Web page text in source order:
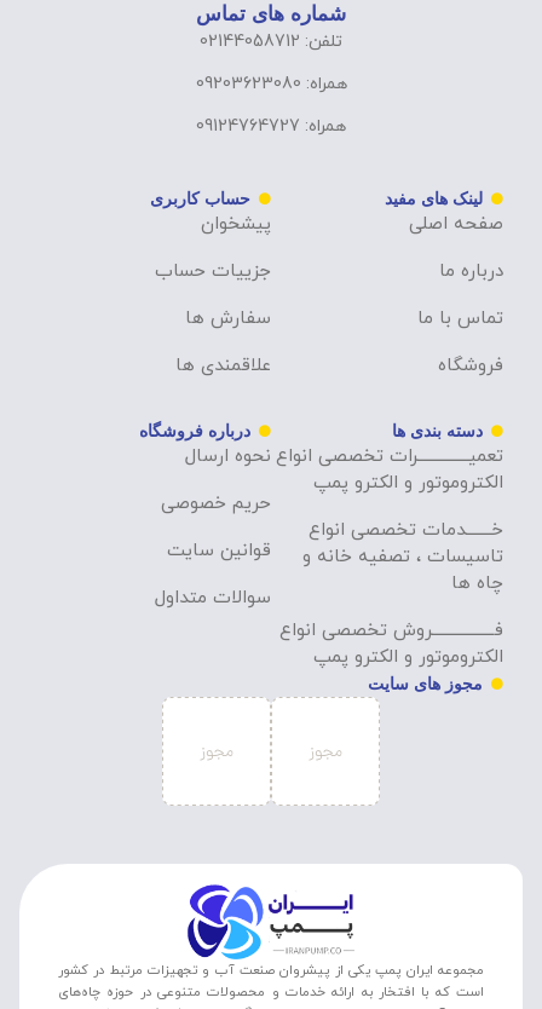
شماره های تماس
تلفن: 02144058712
همراه: 09203623080
همراه: 09124764727
لینک های مفید
صفحه اصلی
درباره ما
تماس با ما
فروشگاه
حساب کاربری
پیشخوان
جزییات حساب
سفارش ها
علاقمندی ها
دسته بندی ها
تعمیــــــــــــــرات تخصصی انواع
الکتروموتور و الکترو پمپ
خـــــــدمات تخصصی انواع
تاسیسات ، تصفیه خانه و
چاه ها
فـــــــــــــــــروش تخصصی انواع
الکتروموتور و الکترو پمپ
درباره فروشگاه
نحوه ارسال
حریم خصوصی
قوانین سایت
سوالات متداول
مجوز های سایت
مجموعه ایران پمپ یکی از پیشروان صنعت آب و تجهیزات مرتبط در کشور
است که با افتخار به ارائه خدمات و محصولات متنوعی در حوزه چاه‌های